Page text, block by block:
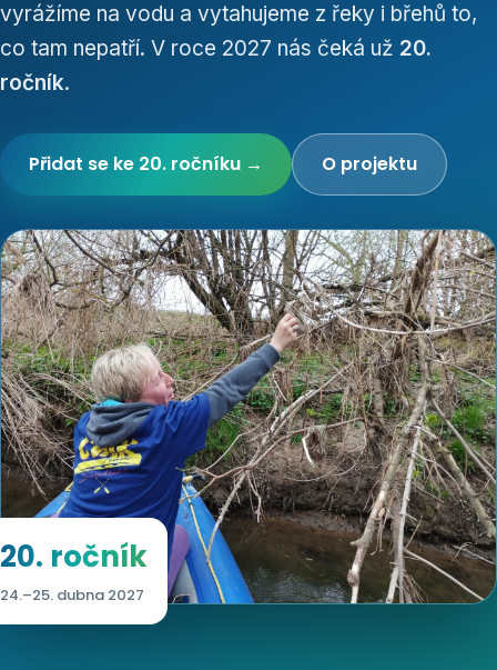
vyrážíme na vodu a vytahujeme z řeky i břehů to,
co tam nepatří. V roce 2027 nás čeká už 20.
ročník.
Přidat se ke 20. ročníku → O projektu
20. ročník
24.–25. dubna 2027